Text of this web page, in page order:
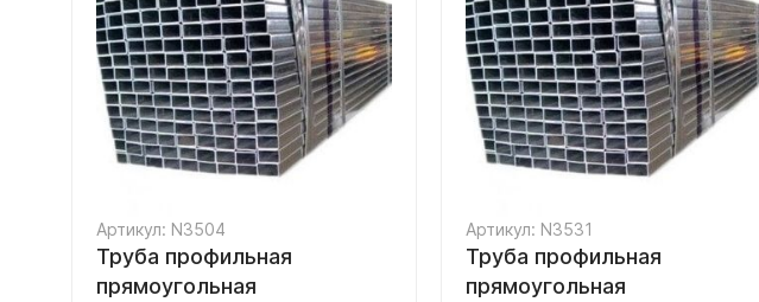
Артикул: N3504
Труба профильная
прямоугольная
Артикул: N3531
Труба профильная
прямоугольная